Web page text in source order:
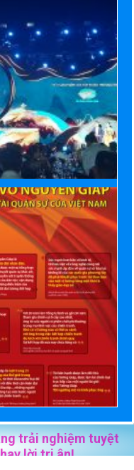
trải nghiệm tuyệt
lời tri ân!